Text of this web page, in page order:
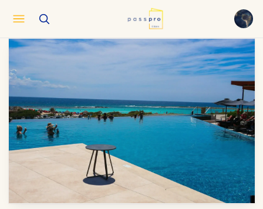
English
AR العربية
Français
RU Русский
ZH 中文
Türkçe